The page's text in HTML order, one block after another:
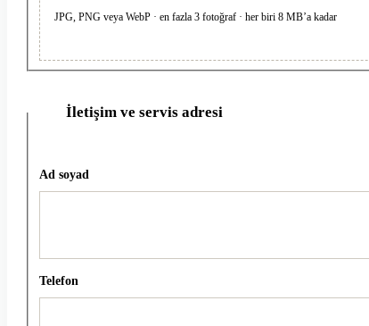
JPG, PNG veya WebP · en fazla 3 fotoğraf · her biri 8 MB’a kadar
İletişim ve servis adresi
Ad soyad
Telefon